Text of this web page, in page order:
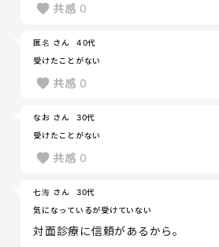
共感 0
匿名 さん
40代
受けたことがない
共感 0
なお さん
30代
受けたことがない
共感 0
七海 さん
30代
気になっているが受けていない
対面診療に信頼があるから。